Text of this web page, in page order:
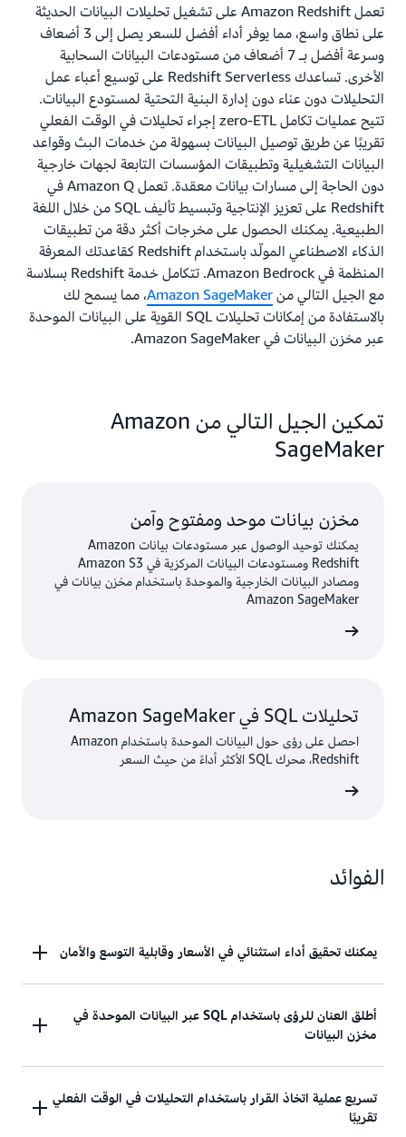
تعمل Amazon Redshift على تشغيل تحليلات البيانات الحديثة
على نطاق واسع، مما يوفر أداء أفضل للسعر يصل إلى 3 أضعاف
وسرعة أفضل بـ 7 أضعاف من مستودعات البيانات السحابية
الأخرى. تساعدك Redshift Serverless على توسيع أعباء عمل
التحليلات دون عناء دون إدارة البنية التحتية لمستودع البيانات.
تتيح عمليات تكامل zero-ETL إجراء تحليلات في الوقت الفعلي
تقريبًا عن طريق توصيل البيانات بسهولة من خدمات البث وقواعد
البيانات التشغيلية وتطبيقات المؤسسات التابعة لجهات خارجية
دون الحاجة إلى مسارات بيانات معقدة. تعمل Amazon Q في
Redshift على تعزيز الإنتاجية وتبسيط تأليف SQL من خلال اللغة
الطبيعية. يمكنك الحصول على مخرجات أكثر دقة من تطبيقات
الذكاء الاصطناعي المولّد باستخدام Redshift كقاعدتك المعرفة
المنظمة في Amazon Bedrock. تتكامل خدمة Redshift بسلاسة
مع الجيل التالي منAmazon SageMaker، مما يسمح لك
بالاستفادة من إمكانات تحليلات SQL القوية على البيانات الموحدة
عبر مخزن البيانات في Amazon SageMaker.
تمكين الجيل التالي من Amazon
SageMaker
مخزن بيانات موحد ومفتوح وآمن
يمكنك توحيد الوصول عبر مستودعات بيانات Amazon
Redshift ومستودعات البيانات المركزية في Amazon S3
ومصادر البيانات الخارجية والموحدة باستخدام مخزن بيانات في
Amazon SageMaker
تحليلات SQL في Amazon SageMaker
احصل على رؤى حول البيانات الموحدة باستخدام Amazon
Redshift، محرك SQL الأكثر أداءً من حيث السعر
الفوائد
يمكنك تحقيق أداء استثنائي في الأسعار وقابلية التوسع والأمان
وسرعة نقل أفضل بـ 7 أضعاف من مستودعات البيانات
السحابية الأخرى أثناء توسيع نطاق أعباء عمل تحليل
البيانات في Redshift. يمكنك خفض التكاليف وتلبية
اتفاقيات مستوى الخدمة المهمة للأعمال من خلال عزل
أعباء العمل باستخدام بنيات مستودعات البيانات
أطلق العنان للرؤى باستخدام SQL عبر البيانات الموحدة في
مخزن البيانات
استفد من قدرات Redshift التحليلية القوية لـ SQL عبر
جميع بياناتك الموحدة من خلال تكاملها السلس في
تسريع عملية اتخاذ القرار باستخدام التحليلات في الوقت الفعلي
تقريبًا